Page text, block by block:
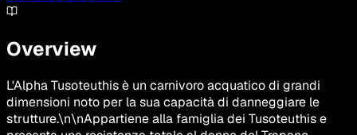
Overview
L'Alpha Tusoteuthis è un carnivoro acquatico di grandi
dimensioni noto per la sua capacità di danneggiare le
strutture.\n\nAppartiene alla famiglia dei Tusoteuthis e